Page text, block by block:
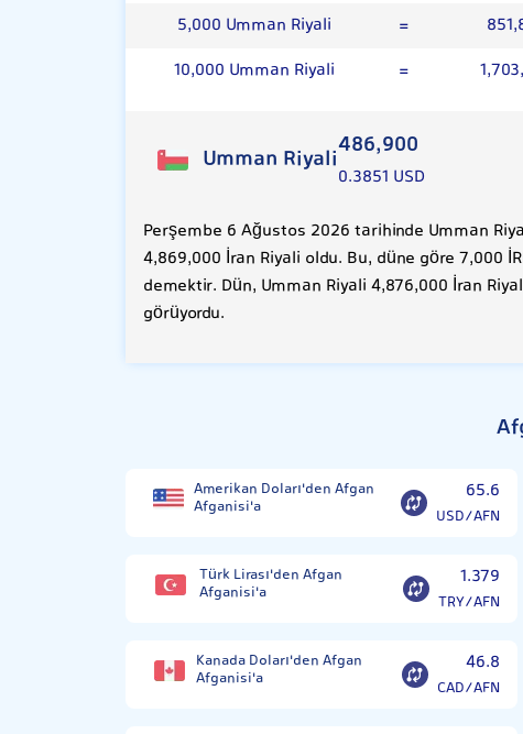
5,000 Umman Riyali
=
10,000 Umman Riyali
=
Umman Riyali486,900
0.3851 USD
Perşembe 6 Ağustos 2026 tarihinde Umman
4,869,000 İran Riyali oldu. Bu, düne göre 7,000
demektir. Dün, Umman Riyali 4,876,000 İran
görüyordu.
Amerikan Doları'den Afgan
Afganisi'a
65.6
USD/AFN
Türk Lirası'den Afgan
Afganisi'a
1.379
TRY/AFN
Kanada Doları'den Afgan
Afganisi'a
46.8
CAD/AFN